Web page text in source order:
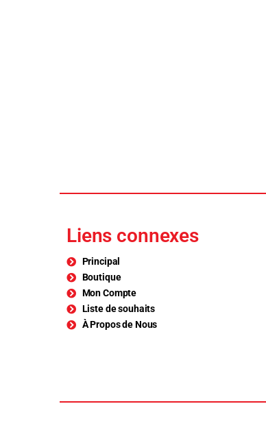
Liens connexes
Principal
Boutique
Mon Compte
Liste de souhaits
À Propos de Nous